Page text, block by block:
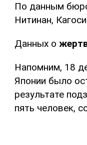
По данным
Нитинан,
Данных о
Напомним, 18
Японии было
результате
пять человек,